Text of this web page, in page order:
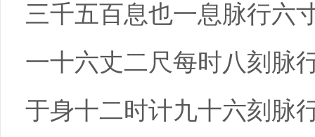
三千五百息也一息脉行六
一十六丈二尺每时八刻脉
于身十二时计九十六刻脉